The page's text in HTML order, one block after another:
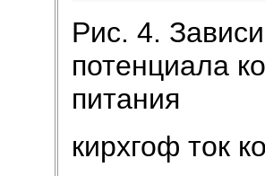
Рис. 4.
потенциала
питания
кирхгоф ток